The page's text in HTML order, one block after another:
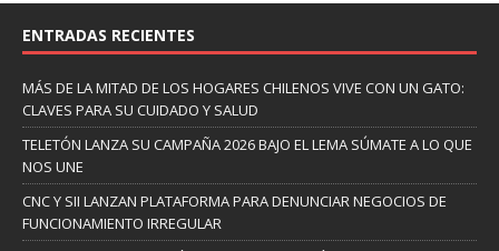
ENTRADAS RECIENTES
MÁS DE LA MITAD DE LOS HOGARES CHILENOS VIVE CON UN GATO:
CLAVES PARA SU CUIDADO Y SALUD
TELETÓN LANZA SU CAMPAÑA 2026 BAJO EL LEMA SÚMATE A LO QUE
NOS UNE
CNC Y SII LANZAN PLATAFORMA PARA DENUNCIAR NEGOCIOS DE
FUNCIONAMIENTO IRREGULAR